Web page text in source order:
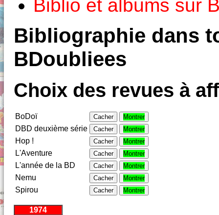
Biblio et albums sur
Bibliographie dans
BDoubliees
Choix des revues à
BoDoï Cacher Montrer
DBD deuxième série Cacher Montrer
Hop ! Cacher Montrer
L'Aventure Cacher Montrer
L'année de la BD Cacher Montrer
Nemu Cacher Montrer
Spirou Cacher Montrer
1974